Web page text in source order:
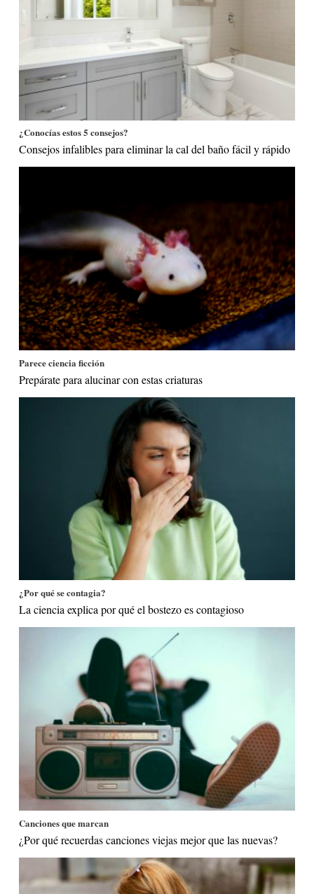
¿Conocías estos 5 consejos?
Consejos infalibles para eliminar la cal del baño fácil y rápido
Parece ciencia ficción
Prepárate para alucinar con estas criaturas
¿Por qué se contagia?
La ciencia explica por qué el bostezo es contagioso
Canciones que marcan
¿Por qué recuerdas canciones viejas mejor que las nuevas?